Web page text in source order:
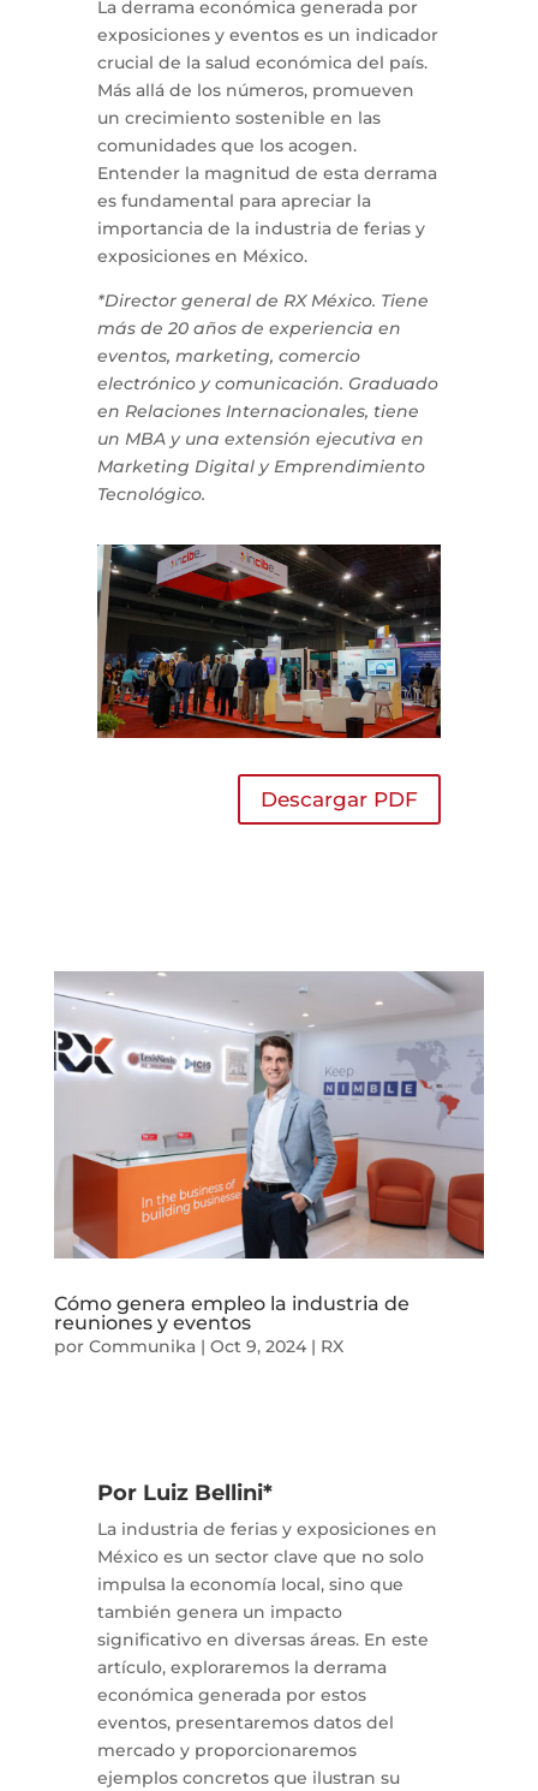
La derrama económica generada por
exposiciones y eventos es un indicador
crucial de la salud económica del país.
Más allá de los números, promueven
un crecimiento sostenible en las
comunidades que los acogen.
Entender la magnitud de esta derrama
es fundamental para apreciar la
importancia de la industria de ferias y
exposiciones en México.
*Director general de RX México. Tiene
más de 20 años de experiencia en
eventos, marketing, comercio
electrónico y comunicación. Graduado
en Relaciones Internacionales, tiene
un MBA y una extensión ejecutiva en
Marketing Digital y Emprendimiento
Tecnológico.
Descargar PDF
Cómo genera empleo la industria de
reuniones y eventos
por Communika| Oct 9, 2024| RX
Por Luiz Bellini*
La industria de ferias y exposiciones en
México es un sector clave que no solo
impulsa la economía local, sino que
también genera un impacto
significativo en diversas áreas. En este
artículo, exploraremos la derrama
económica generada por estos
eventos, presentaremos datos del
mercado y proporcionaremos
ejemplos concretos que ilustran su